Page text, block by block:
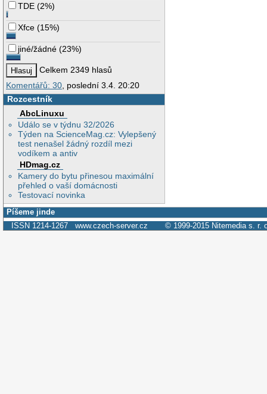
TDE (2%)
Xfce (15%)
jiné/žádné (23%)
Celkem 2349 hlasů
Komentářů: 30 , poslední 3.4. 20:20
Rozcestník
AbcLinuxu
Událo se v týdnu 32/2026
Týden na ScienceMag.cz: Vylepšený
test nenašel žádný rozdíl mezi
vodíkem a antiv
HDmag.cz
Kamery do bytu přinesou maximální
přehled o vaší domácnosti
Testovací novinka
Píšeme jinde
ISSN 1214-1267 www.czech-server.cz © 1999-2015 Nitemedia s. r.